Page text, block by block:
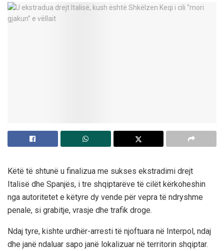
Këtë të shtunë u finalizua me sukses ekstradimi drejt
Italisë dhe Spanjës, i tre shqiptarëve të cilët kërkoheshin
nga autoritetet e këtyre dy vende për vepra të ndryshme
penale, si grabitje, vrasje dhe trafik droge.
Ndaj tyre, kishte urdhër-arresti të njoftuara në Interpol, ndaj
dhe janë ndaluar sapo janë lokalizuar në territorin shqiptar.